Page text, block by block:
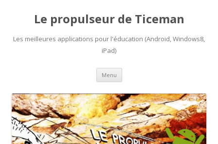
Le propulseur de Ticeman
Les meilleures applications pour l'éducation (Android, Windows8,
iPad)
Menu Aller
contenu